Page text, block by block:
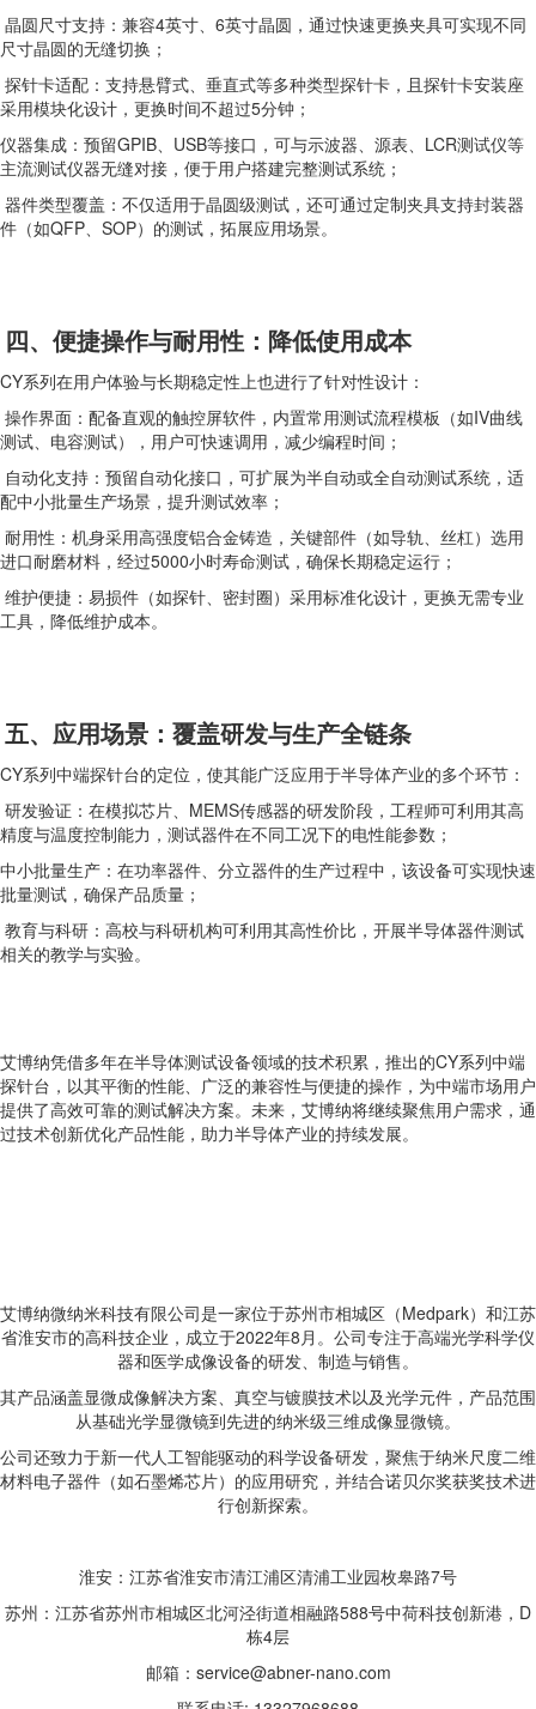
晶圆尺寸支持：兼容4英寸、6英寸晶圆，通过快速更换夹具可实现不同
尺寸晶圆的无缝切换；
探针卡适配：支持悬臂式、垂直式等多种类型探针卡，且探针卡安装座
采用模块化设计，更换时间不超过5分钟；
仪器集成：预留GPIB、USB等接口，可与示波器、源表、LCR测试仪等
主流测试仪器无缝对接，便于用户搭建完整测试系统；
器件类型覆盖：不仅适用于晶圆级测试，还可通过定制夹具支持封装器
件（如QFP、SOP）的测试，拓展应用场景。
四、便捷操作与耐用性：降低使用成本
CY系列在用户体验与长期稳定性上也进行了针对性设计：
操作界面：配备直观的触控屏软件，内置常用测试流程模板（如IV曲线
测试、电容测试），用户可快速调用，减少编程时间；
自动化支持：预留自动化接口，可扩展为半自动或全自动测试系统，适
配中小批量生产场景，提升测试效率；
耐用性：机身采用高强度铝合金铸造，关键部件（如导轨、丝杠）选用
进口耐磨材料，经过5000小时寿命测试，确保长期稳定运行；
维护便捷：易损件（如探针、密封圈）采用标准化设计，更换无需专业
工具，降低维护成本。
五、应用场景：覆盖研发与生产全链条
CY系列中端探针台的定位，使其能广泛应用于半导体产业的多个环节：
研发验证：在模拟芯片、MEMS传感器的研发阶段，工程师可利用其高
精度与温度控制能力，测试器件在不同工况下的电性能参数；
中小批量生产：在功率器件、分立器件的生产过程中，该设备可实现快速
批量测试，确保产品质量；
教育与科研：高校与科研机构可利用其高性价比，开展半导体器件测试
相关的教学与实验。
艾博纳凭借多年在半导体测试设备领域的技术积累，推出的CY系列中端
探针台，以其平衡的性能、广泛的兼容性与便捷的操作，为中端市场用户
提供了高效可靠的测试解决方案。未来，艾博纳将继续聚焦用户需求，通
过技术创新优化产品性能，助力半导体产业的持续发展。
艾博纳微纳米科技有限公司是一家位于苏州市相城区（Medpark）和江苏
省淮安市的高科技企业，成立于2022年8月。公司专注于高端光学科学仪
器和医学成像设备的研发、制造与销售。
其产品涵盖显微成像解决方案、真空与镀膜技术以及光学元件，产品范围
从基础光学显微镜到先进的纳米级三维成像显微镜。
公司还致力于新一代人工智能驱动的科学设备研发，聚焦于纳米尺度二维
材料电子器件（如石墨烯芯片）的应用研究，并结合诺贝尔奖获奖技术进
行创新探索。
淮安：江苏省淮安市清江浦区清浦工业园枚皋路7号
苏州：江苏省苏州市相城区北河泾街道相融路588号中荷科技创新港，D
栋4层
邮箱：service@abner-nano.com